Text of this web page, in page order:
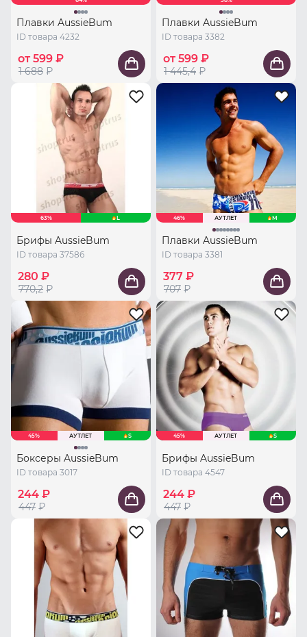
Плавки AussieBum
ID товара 4232
от 599 ₽
1 688 ₽
Плавки AussieBum
ID товара 3382
от 599 ₽
1 445,4 ₽
63% L
Брифы AussieBum
ID товара 37586
280 ₽
770,2 ₽
46% АУТЛЕТ M
Плавки AussieBum
ID товара 3381
377 ₽
707 ₽
45% АУТЛЕТ S
Боксеры AussieBum
ID товара 3017
244 ₽
447 ₽
45% АУТЛЕТ S
Брифы AussieBum
ID товара 4547
244 ₽
447 ₽